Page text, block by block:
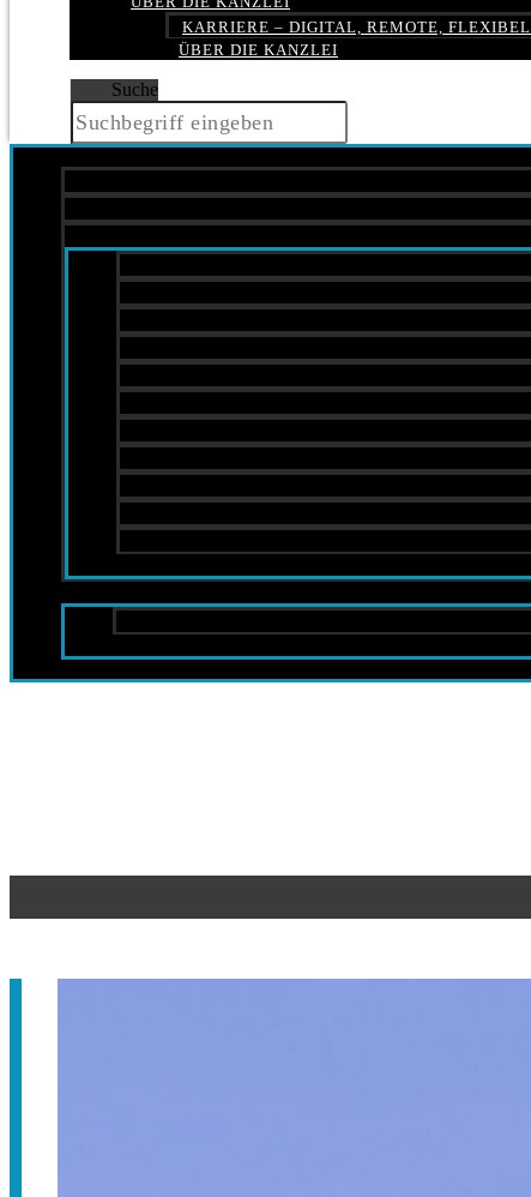
KARRIERE – DIGITAL, REMOTE, FLEXIBEL
ÜBER DIE KANZLEI
Suche